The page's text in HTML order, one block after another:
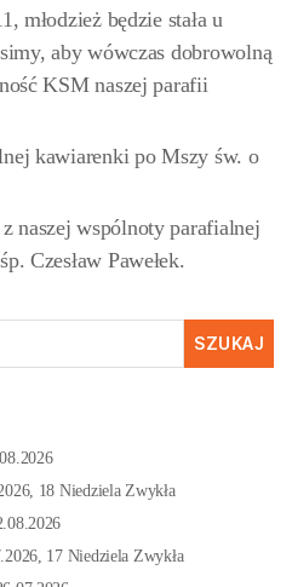
młodzież będzie stała u
aby wówczas dobrowolną
KSM naszej parafii
kawiarenki po Mszy św. o
naszej wspólnoty parafialnej
Czesław Pawełek.
18 Niedziela Zwykła
17 Niedziela Zwykła